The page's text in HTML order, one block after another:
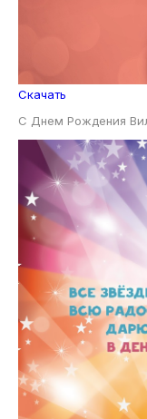
Скачать
С Днем Рождения